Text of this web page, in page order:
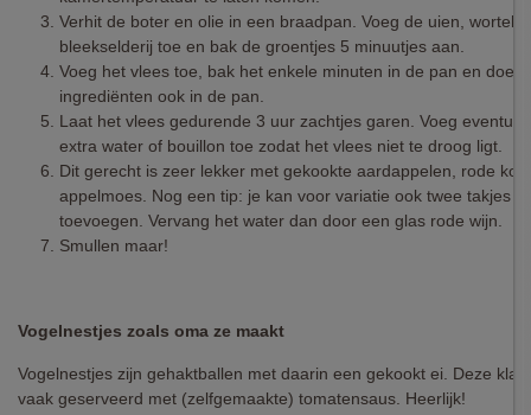
Verhit de boter en olie in een braadpan. Voeg de uien, wortels
bleekselderij toe en bak de groentjes 5 minuutjes aan.
Voeg het vlees toe, bak het enkele minuten in de pan en doe
ingrediënten ook in de pan.
Laat het vlees gedurende 3 uur zachtjes garen. Voeg
extra water of bouillon toe zodat het vlees niet te droog ligt.
Dit gerecht is zeer lekker met gekookte aardappelen, rode
appelmoes. Nog een tip: je kan voor variatie ook twee takjes
toevoegen. Vervang het water dan door een glas rode wijn.
Smullen maar!
Vogelnestjes zoals oma ze maakt
Vogelnestjes zijn gehaktballen met daarin een gekookt ei. Deze
vaak geserveerd met (zelfgemaakte) tomatensaus. Heerlijk!